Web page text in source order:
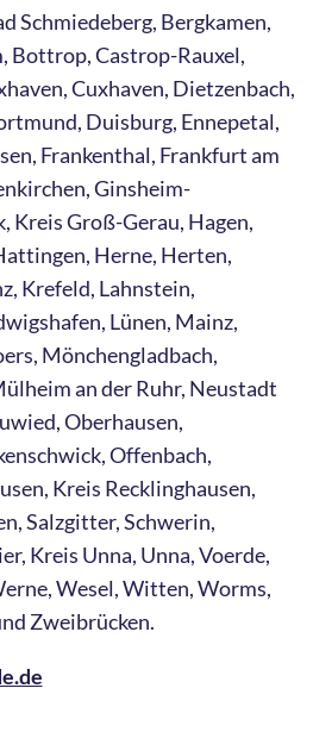
Schmiedeberg, Bergkamen,
Bottrop, Castrop-Rauxel,
Cuxhaven, Dietzenbach,
Duisburg, Ennepetal,
Frankenthal, Frankfurt am
Ginsheim-
Kreis Groß-Gerau, Hagen,
Herne, Herten,
Krefeld, Lahnstein,
Lünen, Mainz,
Mönchengladbach,
an der Ruhr, Neustadt
Oberhausen,
Offenbach,
Kreis Recklinghausen,
Salzgitter, Schwerin,
Kreis Unna, Unna, Voerde,
Wesel, Witten, Worms,
Zweibrücken.